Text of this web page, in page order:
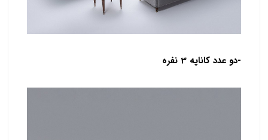
-دو عدد کاناپه 3 نفره